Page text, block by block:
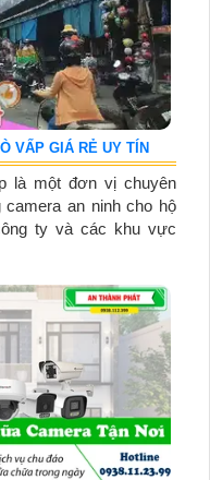
VẤP GIÁ RẺ UY TÍN
là một đơn vị chuyên
an ninh cho hộ
ty và các khu vực